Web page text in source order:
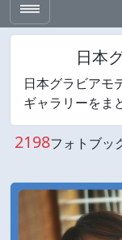
日本
日本グラビアモ
ギャラリーをま
2198フォトブッ